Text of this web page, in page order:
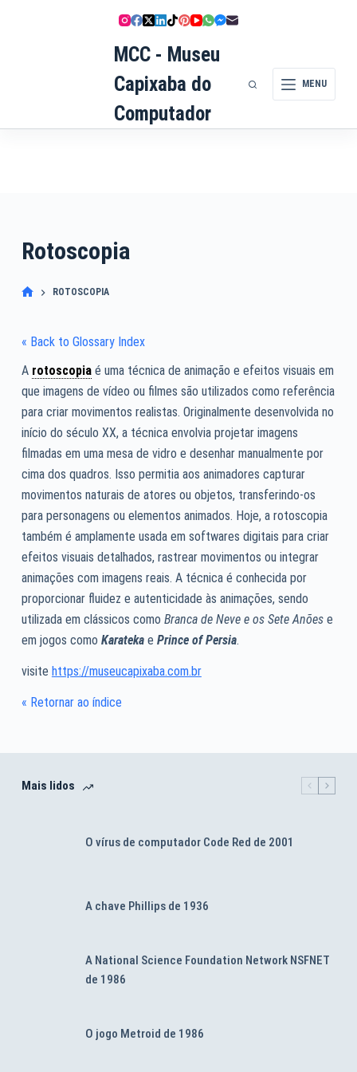
MCC - Museu
Capixaba do
Computador
MENU
Rotoscopia
ROTOSCOPIA
« Back to Glossary Index
A rotoscopia é uma técnica de animação e efeitos visuais em
que imagens de vídeo ou filmes são utilizados como referência
para criar movimentos realistas. Originalmente desenvolvida no
início do século XX, a técnica envolvia projetar imagens
filmadas em uma mesa de vidro e desenhar manualmente por
cima dos quadros. Isso permitia aos animadores capturar
movimentos naturais de atores ou objetos, transferindo-os
para personagens ou elementos animados. Hoje, a rotoscopia
também é amplamente usada em softwares digitais para criar
efeitos visuais detalhados, rastrear movimentos ou integrar
animações com imagens reais. A técnica é conhecida por
proporcionar fluidez e autenticidade às animações, sendo
utilizada em clássicos como Branca de Neve e os Sete Anõese
em jogos como Karatekae Prince of Persia.
visite https://museucapixaba.com.br
« Retornar ao índice
Mais lidos
O vírus de computador Code Red de 2001
A chave Phillips de 1936
A National Science Foundation Network NSFNET
de 1986
O jogo Metroid de 1986